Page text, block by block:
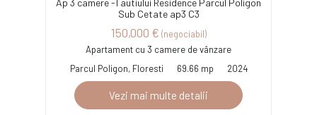
Ap 3 camere -Tautiului Residence Parcul Poligon
Sub Cetate ap3 C3
150,000 € (negociabil)
Apartament cu 3 camere de vânzare
Parcul Poligon, Floresti
69.66 mp 2024
Vezi mai multe detalii